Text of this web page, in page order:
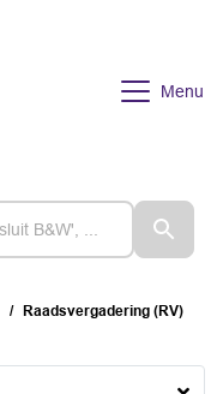
Menu
Raadsvergadering (RV)